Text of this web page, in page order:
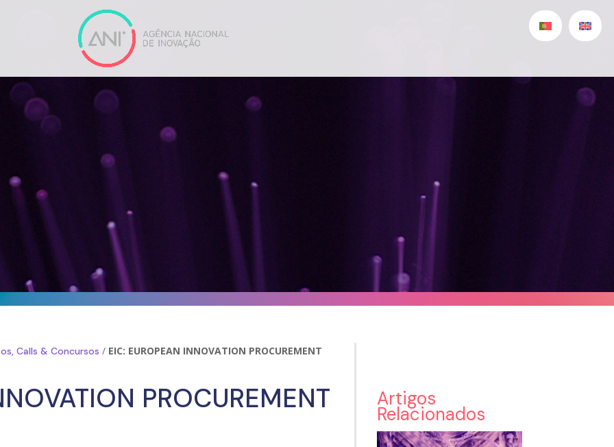
Calls & Concursos / EIC: EUROPEAN INNOVATION PROCUREMENT
PROCUREMENT Artigos
Relacionados